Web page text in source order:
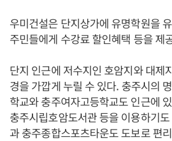
우미건설은 단지상가에 유명학원을
주민들에게 수강료 할인혜택 등을 제
단지 인근에 저수지인 호암지와 대제
경을 가깝게 누릴 수 있다. 충주시의
학교와 충주여자고등학교도 인근에
충주시립호암도서관 등을 이용하기
과 충주종합스포츠타운도 도보로 편